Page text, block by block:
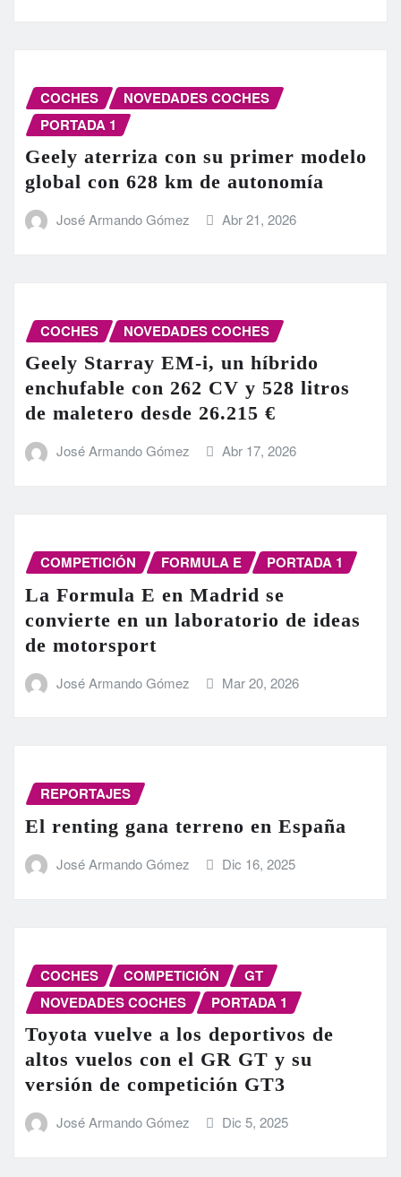
COCHES
NOVEDADES COCHES
PORTADA 1
Geely aterriza con su primer modelo
global con 628 km de autonomía
José Armando Gómez Abr 21, 2026
COCHES NOVEDADES COCHES
Geely Starray EM-i, un híbrido
enchufable con 262 CV y 528 litros
de maletero desde 26.215 €
José Armando Gómez Abr 17, 2026
COMPETICIÓN FORMULA E PORTADA 1
La Formula E en Madrid se
convierte en un laboratorio de ideas
de motorsport
José Armando Gómez Mar 20, 2026
REPORTAJES
El renting gana terreno en España
José Armando Gómez Dic 16, 2025
COCHES COMPETICIÓN
GT
NOVEDADES COCHES
PORTADA 1
Toyota vuelve a los deportivos de
altos vuelos con el GR GT y su
versión de competición GT3
José Armando Gómez Dic 5, 2025